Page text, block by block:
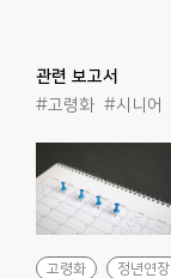
관련 보고서
#고령화 #시니어
고령화 정년연장